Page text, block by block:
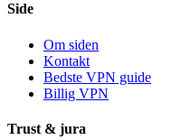
Side
Om siden
Kontakt
Bedste VPN guide
Billig VPN
Trust & jura